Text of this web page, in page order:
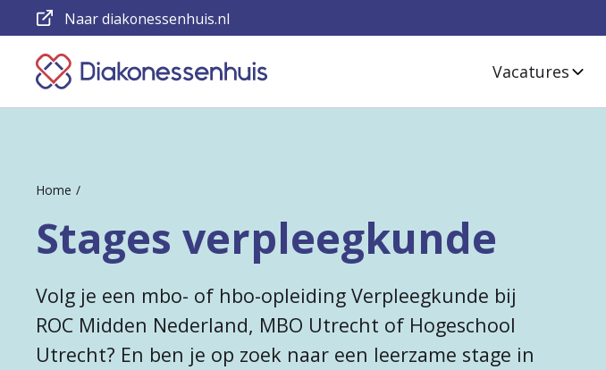
Keer
terug
homepage
Vacatures
Naar diakonessenhuis.nl
Home
Stages verpleegkunde
Volg je een mbo- of hbo-opleiding Verpleegkunde bij
ROC Midden Nederland, MBO Utrecht of Hogeschool
Utrecht? En ben je op zoek naar een leerzame stage in